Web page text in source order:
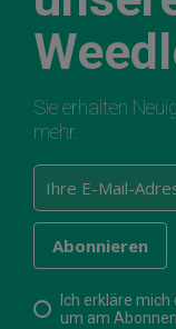
Sie erhalten
mehr.
Ich erkläre
um am